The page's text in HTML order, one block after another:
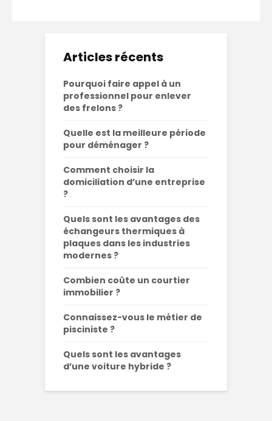
Articles récents
Pourquoi faire appel à un
professionnel pour enlever
des frelons ?
Quelle est la meilleure période
pour déménager ?
Comment choisir la
domiciliation d’une entreprise
?
Quels sont les avantages des
échangeurs thermiques à
plaques dans les industries
modernes ?
Combien coûte un courtier
immobilier ?
Connaissez-vous le métier de
pisciniste ?
Quels sont les avantages
d’une voiture hybride ?